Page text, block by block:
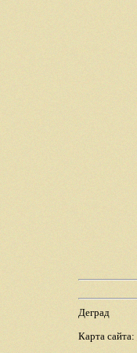
Деград
Карта сайта: